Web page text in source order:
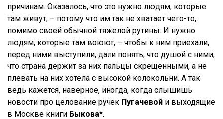
причинам. Оказалось, что это нужно людям, которые
там живут, – потому что им так не хватает чего-то,
помимо своей обычной тяжелой рутины. И нужно
людям, которые там воюют, – чтобы к ним приехали,
перед ними выступили, дали понять, что душой с ними,
что страна держит за них пальцы скрещенными, а не
плевать на них хотела с высокой колокольни. А так
ведь кажется, наверное, иногда, когда слышишь
новости про целование ручек Пугачевой и выходящие
в Москве книги Быкова*.